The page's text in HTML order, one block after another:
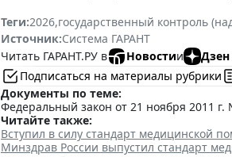
Теги:2026,государственный контроль
Источник:Система ГАРАНТ
Читать ГАРАНТ.РУ в
Новостии
Дзен
Подписаться на материалы рубрики
Документы по теме:
Федеральный закон от 21 ноября 2011
Читайте также:
Вступил в силу стандарт медицинской
Минздрав России выпустил стандарт